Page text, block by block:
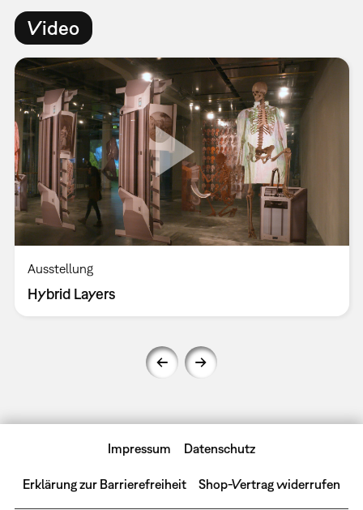
Video
Ausstellung
Hybrid Layers
Impressum Datenschutz
Erklärung zur Barrierefreiheit Shop-Vertrag widerrufen